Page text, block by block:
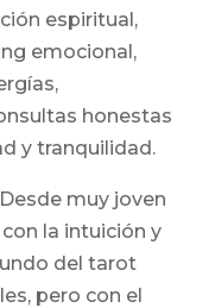
espiritual,
emocional,
honestas
y tranquilidad.
Desde muy joven
la intuición y
del tarot
pero con el